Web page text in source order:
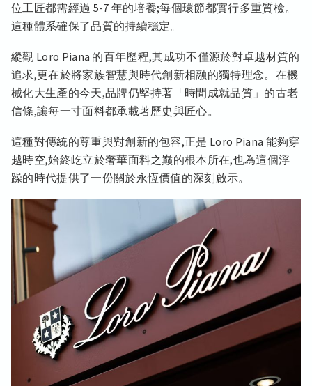
位工匠都需經過 5-7 年的培養;每個環節都實行多重質檢。
這種體系確保了品質的持續穩定。
縱觀 Loro Piana 的百年歷程,其成功不僅源於對卓越材質的
追求,更在於將家族智慧與時代創新相融的獨特理念。在機
械化大生產的今天,品牌仍堅持著「時間成就品質」的古老
信條,讓每一寸面料都承載著歷史與匠心。
這種對傳統的尊重與對創新的包容,正是 Loro Piana 能夠穿
越時空,始終屹立於奢華面料之巅的根本所在,也為這個浮
躁的時代提供了一份關於永恆價值的深刻啟示。